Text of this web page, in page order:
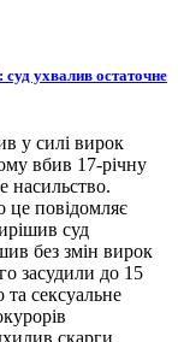
суд ухвалив остаточне
у силі вирок
вбив 17-річну
насильство.
повідомляє
суд
без змін вирок
засудили до 15
та сексуальне
скарги